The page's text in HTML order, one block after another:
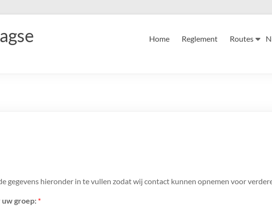
Home Reglement Routes
gegevens hieronder in te vullen zodat wij contact kunnen opnemen voor
groep: *